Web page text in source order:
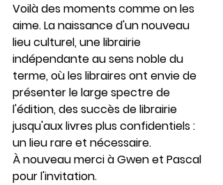
Voilà des moments comme on les
aime. La naissance d'un nouveau
lieu culturel, une librairie
indépendante au sens noble du
terme, où les libraires ont envie de
présenter le large spectre de
l'édition, des succès de librairie
jusqu'aux livres plus confidentiels :
un lieu rare et nécessaire.
À nouveau merci à Gwen et Pascal
pour l'invitation.